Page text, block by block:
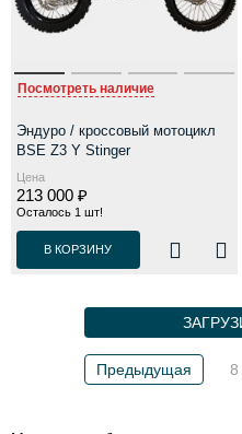
Посмотреть наличие
Эндуро / кроссовый мотоцикл
BSE Z3 Y Stinger
Цена
213 000 ₽
Осталось 1 шт!
В КОРЗИНУ
Предыдущая 8